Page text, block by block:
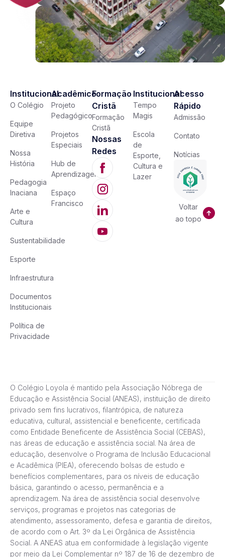
Institucional
O Colégio
Equipe
Diretiva
Nossa
História
Pedagogia
Inaciana
Arte e
Cultura
Sustentabilidade
Esporte
Infraestrutura
Documentos
Institucionais
Política de
Privacidade
Acadêmico
Projeto
Pedagógico
Projetos
Especiais
Hub de
Aprendizagem
Espaço
Francisco
Formação
Cristã
Formação
Cristã
Nossas
Redes
Institucional
Tempo
Magis
Escola
de
Esporte,
Cultura e
Lazer
Acesso
Rápido
Admissão
Contato
Notícias
Voltar
ao topo
O Colégio Loyola é mantido pela Associação Nóbrega de
Educação e Assistência Social (ANEAS), instituição de direito
privado sem fins lucrativos, filantrópica, de natureza
educativa, cultural, assistencial e beneficente, certificada
como Entidade Beneficente de Assistência Social (CEBAS),
nas áreas de educação e assistência social. Na área de
educação, desenvolve o Programa de Inclusão Educacional
e Acadêmica (PIEA), oferecendo bolsas de estudo e
benefícios complementares, para os níveis de educação
básica, garantindo o acesso, permanência e a
aprendizagem. Na área de assistência social desenvolve
serviços, programas e projetos nas categorias de
atendimento, assessoramento, defesa e garantia de direitos,
de acordo com o Art. 3º da Lei Orgânica de Assistência
Social. A ANEAS atua em conformidade à legislação vigente
por meio da Lei Complementar nº 187 de 16 de dezembro de